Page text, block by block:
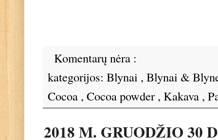
Komentarų nėra :
kategorijos: Blynai , Blynai &
Cocoa , Cocoa powder , Kakava ,
2018 M. GRUODŽIO 30